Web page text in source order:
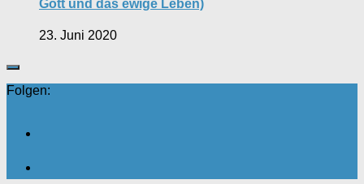
Gott und das ewige Leben)
23. Juni 2020
Folgen: